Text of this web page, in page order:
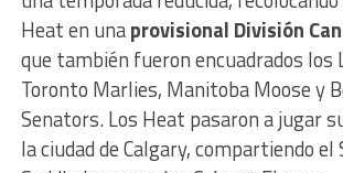
Heat en unaprovisional División
que también fueron encuadrados los
Toronto Marlies, Manitoba Moose y
Senators. Los Heat pasaron a jugar
la ciudad de Calgary, compartiendo